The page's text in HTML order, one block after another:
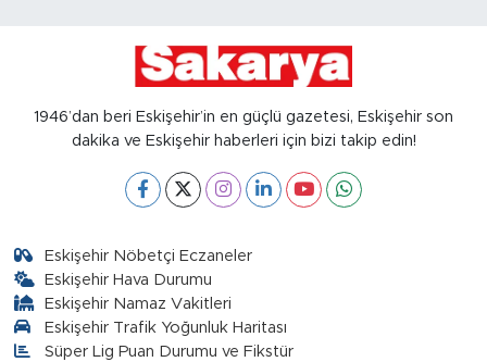
1946’dan beri Eskişehir’in en güçlü gazetesi, Eskişehir son
dakika ve Eskişehir haberleri için bizi takip edin!
Eskişehir Nöbetçi Eczaneler
Eskişehir Hava Durumu
Eskişehir Namaz Vakitleri
Eskişehir Trafik Yoğunluk Haritası
Süper Lig Puan Durumu ve Fikstür